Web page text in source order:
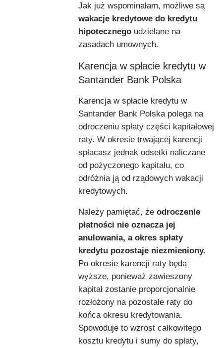
Jak już wspominałam, możliwe są
wakacje kredytowe do kredytu
hipotecznego udzielane na
zasadach umownych.
Karencja w spłacie kredytu w
Santander Bank Polska
Karencja w spłacie kredytu w
Santander Bank Polska polega na
odroczeniu spłaty części kapitałowej
raty. W okresie trwającej karencji
spłacasz jednak odsetki naliczane
od pożyczonego kapitału, co
odróżnia ją od rządowych wakacji
kredytowych.
Należy pamiętać, że odroczenie
płatności nie oznacza jej
anulowania, a okres spłaty
kredytu pozostaje niezmieniony.
Po okresie karencji raty będą
wyższe, ponieważ zawieszony
kapitał zostanie proporcjonalnie
rozłożony na pozostałe raty do
końca okresu kredytowania.
Spowoduje to wzrost całkowitego
kosztu kredytu i sumy do spłaty,